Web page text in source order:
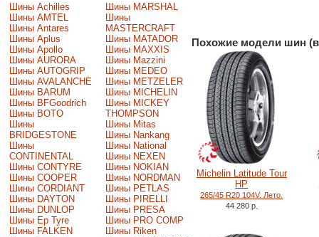
Шины Achilles
Шины AMTEL
Шины Antares
Шины Aplus
Шины Apollo
Шины AURORA
Шины AUTOGRIP
Шины AVALANCHE
Шины BARUM
Шины BFGoodrich
Шины BOTO
Шины
BRIDGESTONE
Шины
CONTINENTAL
Шины CONTYRE
Шины COOPER
Шины CORDIANT
Шины DAYTON
Шины DUNLOP
Шины Ep Tyre
Шины FALKEN
Шины MARSHAL
Шины
MASTERCRAFT
Шины MATADOR
Шины MAXXIS
Шины Mazzini
Шины MEDEO
Шины METZELER
Шины MICHELIN
Шины MICKEY
THOMPSON
Шины Mitas
Шины Nankang
Шины National
Шины NEXEN
Шины NOKIAN
Шины NORDMAN
Шины PETLAS
Шины PIRELLI
Шины PRESA
Шины PRO COMP
Шины Riken
Похожие модели шин
Michelin Latitude Tour
HP
265/45 R20 104V. Лето.
44 280 р.